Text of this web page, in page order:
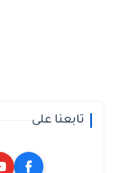
تابعنا على